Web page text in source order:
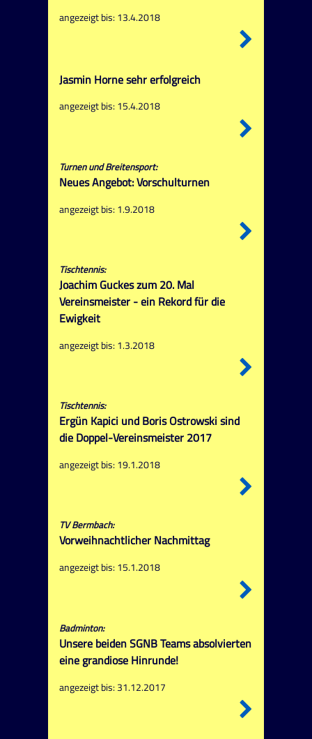
angezeigt bis: 13.4.2018
Jasmin Horne sehr erfolgreich
angezeigt bis: 15.4.2018
Turnen und Breitensport:
Neues Angebot: Vorschulturnen
angezeigt bis: 1.9.2018
Tischtennis:
Joachim Guckes zum 20. Mal
Vereinsmeister - ein Rekord für die
Ewigkeit
angezeigt bis: 1.3.2018
Tischtennis:
Ergün Kapici und Boris Ostrowski sind
die Doppel-Vereinsmeister 2017
angezeigt bis: 19.1.2018
TV Bermbach:
Vorweihnachtlicher Nachmittag
angezeigt bis: 15.1.2018
Badminton:
Unsere beiden SGNB Teams absolvierten
eine grandiose Hinrunde!
angezeigt bis: 31.12.2017